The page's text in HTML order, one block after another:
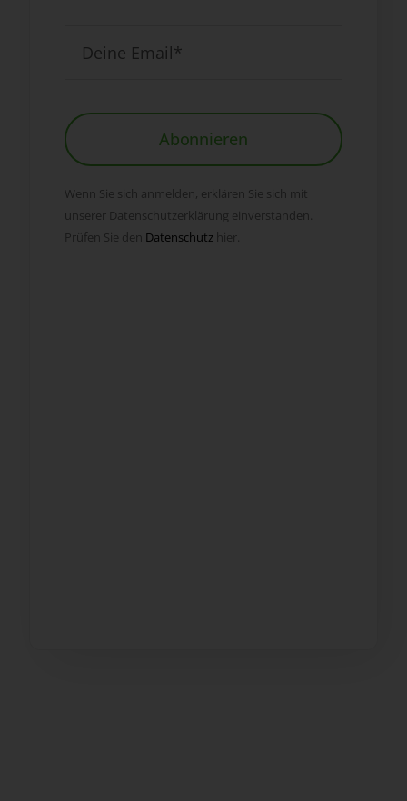
Abonnieren
Wenn Sie sich anmelden, erklären Sie sich mit
unserer Datenschutzerklärung einverstanden.
Prüfen Sie den Datenschutzhier.